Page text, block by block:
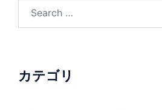
for:
カテゴリ